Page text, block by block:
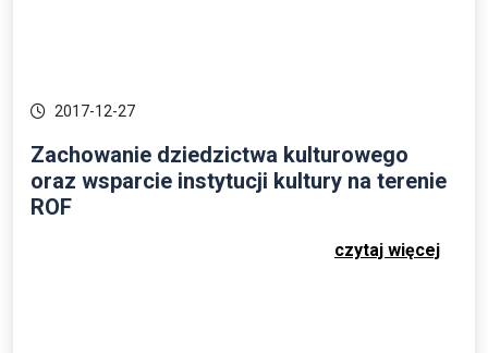
2017-12-27
Zachowanie dziedzictwa kulturowego
oraz wsparcie instytucji kultury na terenie
ROF
czytaj więcej